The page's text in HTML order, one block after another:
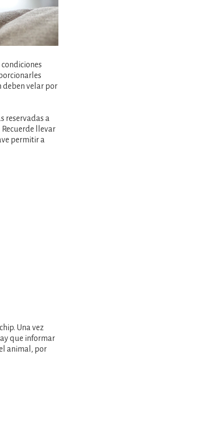
deben velar por
reservadas a
llevar
permitir a
Una vez
que informar
animal, por